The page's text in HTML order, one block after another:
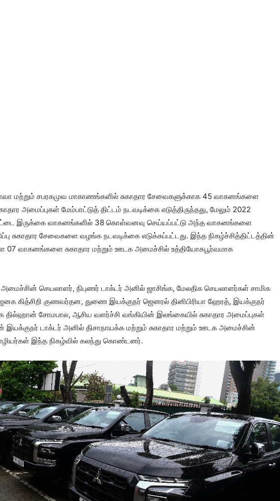
மற்றும் சபரகமுவ மாகாணங்களில் சுகாதார சேவைகளுக்காக 45 வாகனங்களை
அமைப்புகள் மேம்பாட்டுத் திட்டம் நடவடிக்கை எடுத்திருந்தது, மேலும் 2022
இருக்கை வாகனங்களில் 38 கொள்வனவு செய்யப்பட்டு அந்த வாகனங்களை
சுகாதார சேவைகளை வழங்க நடவடிக்கை எடுக்கப்பட்டது. இந்த நிகழ்ச்சித்திட்டத்தின்
07 வாகனங்களை சுகாதார மற்றும் ஊடக அமைச்சில் உத்தியோகபூர்வமாக
அமைச்சின் செயலாளர், நிபுணர் டாக்டர் அனில் ஜாசிங்க, மேலதிக செயலாளர்கள் சாமிக
கித்சிறி குணவர்தன, துணை இயக்குநர் ஜெனரல் தினிபிரியா ஹேரத், இயக்குநர்
தில்ஹான் சோமபால, ஆசிய வளர்ச்சி வங்கியின் இலங்கையில் சுகாதார அமைப்புகள்
இயக்குநர் டாக்டர் அனில் திசாநாயக்க மற்றும் சுகாதார மற்றும் ஊடக அமைச்சின்
இந்த நிகழ்வில் கலந்து கொண்டனர்.